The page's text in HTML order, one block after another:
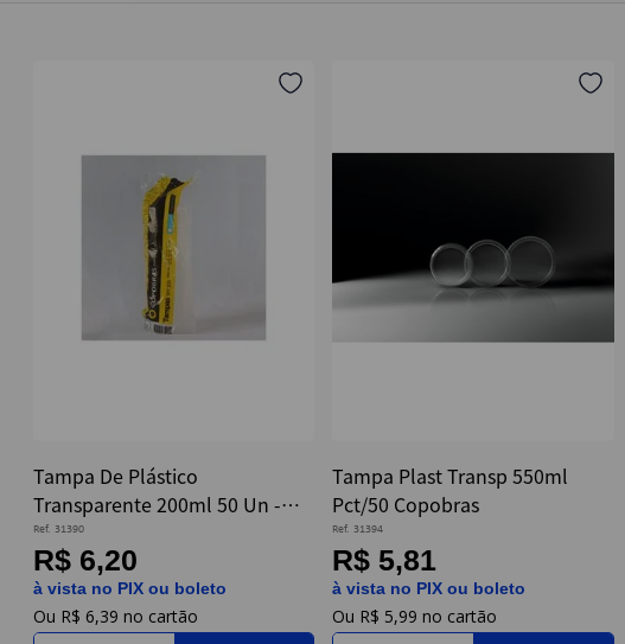
Tampa De Plástico
Transparente 200ml 50 Un -
Copobra
Ref. 31390
R$ 6,20
à vista no PIX ou boleto
R$ 6,39
Tampa Plast Transp 550ml
Pct/50 Copobras
Ref. 31394
R$ 5,81
à vista no PIX ou boleto
R$ 5,99